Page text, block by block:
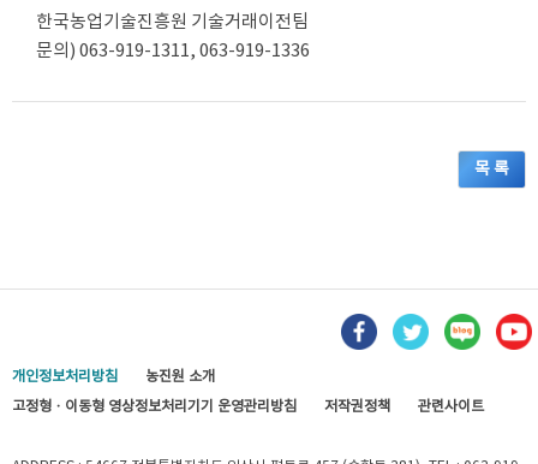
한국농업기술진흥원 기술거래이전팀
문의) 063-919-1311, 063-919-1336
목 록
개인정보처리방침
농진원 소개
고정형 · 이동형 영상정보처리기기 운영관리방침
저작권정책 관련사이트